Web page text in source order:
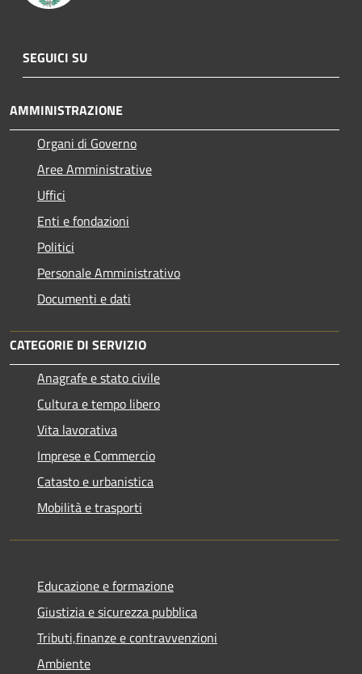
SEGUICI SU
AMMINISTRAZIONE
Organi di Governo
Aree Amministrative
Uffici
Enti e fondazioni
Politici
Personale Amministrativo
Documenti e dati
CATEGORIE DI SERVIZIO
Anagrafe e stato civile
Cultura e tempo libero
Vita lavorativa
Imprese e Commercio
Catasto e urbanistica
Mobilità e trasporti
Educazione e formazione
Giustizia e sicurezza pubblica
Tributi,finanze e contravvenzioni
Ambiente